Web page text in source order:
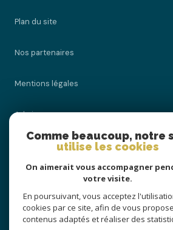
plan du site
nos partenaires
mentions légales
admin
nos honoraires
cookies
Comme beaucoup, notre
utilise les cookies
On aimerait vous accompagner
votre visite.
En poursuivant, vous acceptez
cookies par ce site, afin de vous
contenus adaptés et réaliser des